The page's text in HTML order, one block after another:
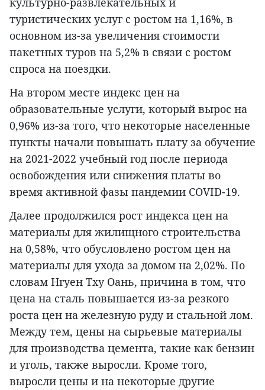
туристических услуг с ростом на 1,16%, в
основном из-за увеличения стоимости
пакетных туров на 5,2% в связи с ростом
спроса на поездки.
На втором месте индекс цен на
образовательные услуги, который вырос на
0,96% из-за того, что некоторые населенные
пункты начали повышать плату за обучение
на 2021-2022 учебный год после периода
освобождения или снижения платы во
время активной фазы пандемии COVID-19.
Далее продолжился рост индекса цен на
материалы для жилищного строительства
на 0,58%, что обусловлено ростом цен на
материалы для ухода за домом на 2,02%. По
словам Нгуен Тху Оань, причина в том, что
цена на сталь повышается из-за резкого
роста цен на железную руду и стальной лом.
Между тем, цены на сырьевые материалы
для производства цемента, такие как бензин
и уголь, также выросли. Кроме того,
выросли цены и на некоторые другие